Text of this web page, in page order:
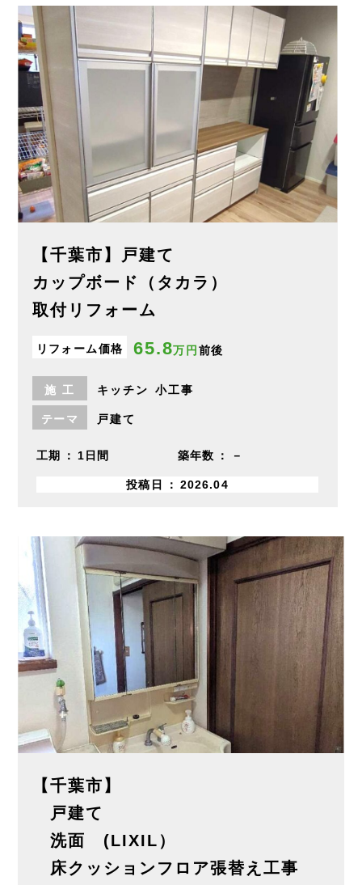
【千葉市】戸建て
カップボード（タカラ）
取付リフォーム
リフォーム価格 65.8万円 前後
施 工 キッチン 小工事
テーマ 戸建て
工期 1日間 築年数 －
投稿日 2026.04
【千葉市】
戸建て
洗面 (LIXIL）
床クッションフロア張替え工事